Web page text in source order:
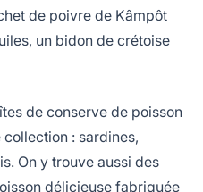
de poivre de Kâmpôt
un bidon de crétoise
de conserve de poisson
: sardines,
On y trouve aussi des
délicieuse fabriquée